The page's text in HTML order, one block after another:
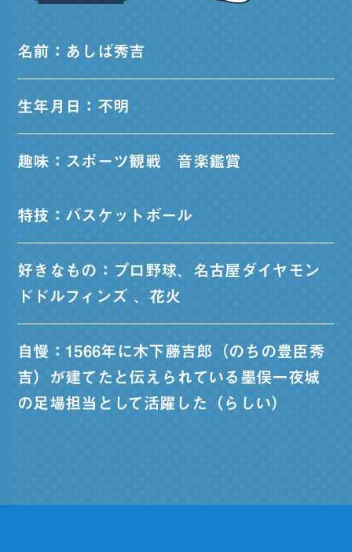
名前：あしば秀吉
生年月日：不明
趣味：スポーツ観戦 音楽鑑賞
特技：バスケットボール
好きなもの：プロ野球、名古屋ダイヤモン
ドドルフィンズ 、花火
自慢：1566年に木下藤吉郎（のちの豊臣秀
吉）が建てたと伝えられている墨俣一夜城
の足場担当として活躍した（らしい）